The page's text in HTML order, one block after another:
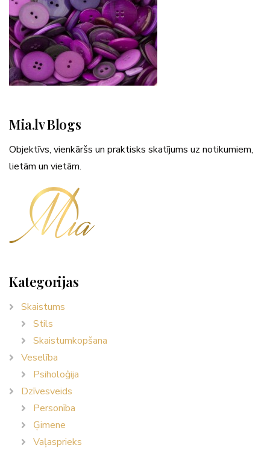
Mia.lv Blogs
Objektīvs, vienkāršs un praktisks skatījums uz notikumiem,
lietām un vietām.
Kategorijas
Skaistums
Stils
Skaistumkopšana
Veselība
Psiholoģija
Dzīvesveids
Personība
Ģimene
Vaļasprieks